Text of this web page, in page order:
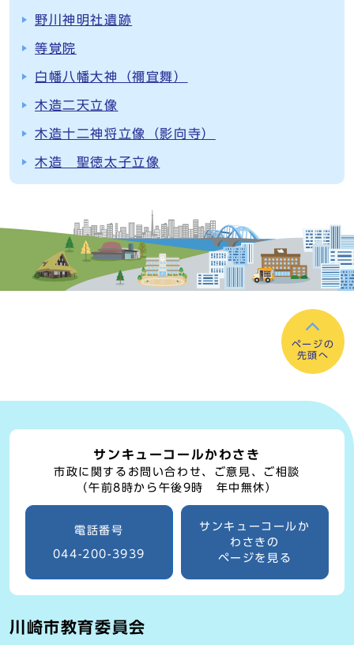
野川神明社遺跡
等覚院
白幡八幡大神（禰宜舞）
木造二天立像
木造十二神将立像（影向寺）
木造 聖徳太子立像
ページの
先頭へ
サンキューコールかわさき
市政に関するお問い合わせ、ご意見、ご相談
（午前8時から午後9時 年中無休）
電話番号
044-200-3939
サンキューコールか
わさきの
ページを見る
川崎市教育委員会